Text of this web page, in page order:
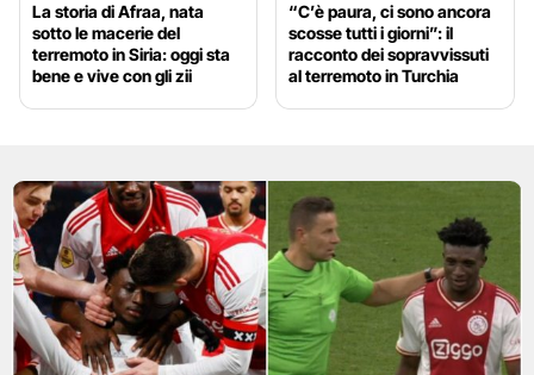
La storia di Afraa, nata
sotto le macerie del
terremoto in Siria: oggi sta
bene e vive con gli zii
“C’è paura, ci sono ancora
scosse tutti i giorni”: il
racconto dei sopravvissuti
al terremoto in Turchia